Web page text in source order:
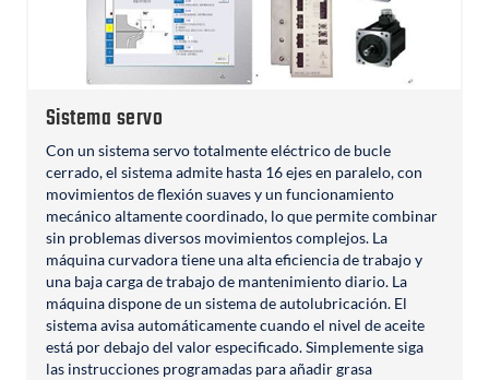
Sistema servo
Con un sistema servo totalmente eléctrico de bucle
cerrado, el sistema admite hasta 16 ejes en paralelo, con
movimientos de flexión suaves y un funcionamiento
mecánico altamente coordinado, lo que permite combinar
sin problemas diversos movimientos complejos. La
máquina curvadora tiene una alta eficiencia de trabajo y
una baja carga de trabajo de mantenimiento diario. La
máquina dispone de un sistema de autolubricación. El
sistema avisa automáticamente cuando el nivel de aceite
está por debajo del valor especificado. Simplemente siga
las instrucciones programadas para añadir grasa